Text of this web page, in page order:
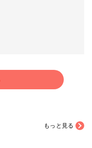
もっと見る